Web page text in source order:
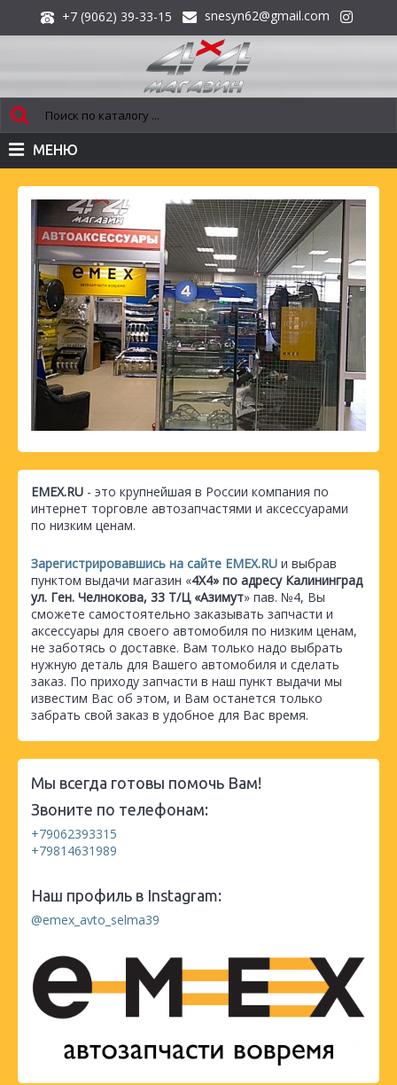
+7 (9062) 39-33-15 snesyn62@gmail.com
МЕНЮ
EMEX.RU - это крупнейшая в России компания по
интернет торговле автозапчастями и аксессуарами
по низким ценам.
Зарегистрировавшись на сайте EMEX.RU и выбрав
пунктом выдачи магазин «4Х4» по адресу Калининград
ул. Ген. Челнокова, 33 Т/Ц «Азимут» пав. №4, Вы
сможете самостоятельно заказывать запчасти и
аксессуары для своего автомобиля по низким ценам,
не заботясь о доставке. Вам только надо выбрать
нужную деталь для Вашего автомобиля и сделать
заказ. По приходу запчасти в наш пункт выдачи мы
известим Вас об этом, и Вам останется только
забрать свой заказ в удобное для Вас время.
Мы всегда готовы помочь Вам!
Звоните по телефонам:
+79062393315
+79814631989
Наш профиль в Instagram:
@emex_avto_selma39